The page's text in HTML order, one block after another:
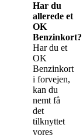
Har du
allerede et
OK
Benzinkort?
Har du et
OK
Benzinkort
i forvejen,
kan du
nemt få
det
tilknyttet
vores